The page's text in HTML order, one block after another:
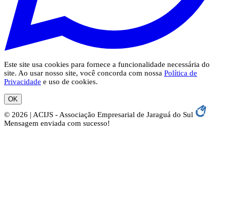
Este site usa cookies para fornece a funcionalidade necessária do
site. Ao usar nosso site, você concorda com nossa Política de
Privacidade e uso de cookies.
OK
© 2026 | ACIJS - Associação Empresarial de Jaraguá do Sul
Mensagem enviada com sucesso!